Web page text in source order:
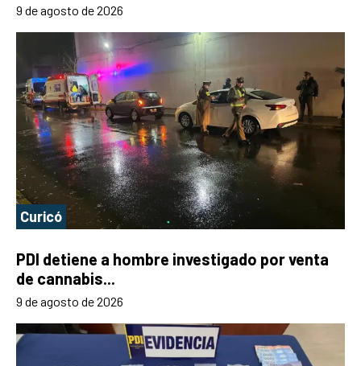
9 de agosto de 2026
Curicó
PDI detiene a hombre investigado por venta
de cannabis...
9 de agosto de 2026